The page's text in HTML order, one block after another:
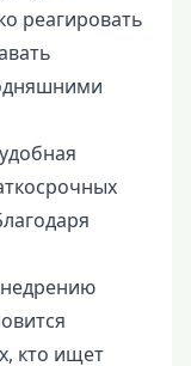
реагировать
кто ищет